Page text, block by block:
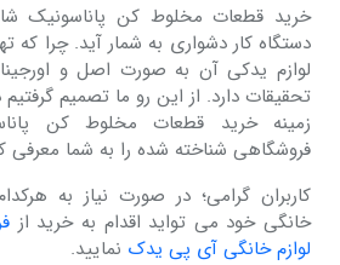
خرید قطعات مخلوط کن پاناسونیک
دستگاه کار دشواری به شمار آید. چرا که
لوازم یدکی آن به صورت اصل و اورجینال
تحقیقات دارد. از این رو ما تصمیم
زمینه خرید قطعات مخلوط کن
فروشگاهی شناخته شده را به شما معرفی
کاربران گرامی؛ در صورت نیاز به
خانگی خود می تواید اقدام به خرید از
لوازم خانگی آی پی یدک نمایید.